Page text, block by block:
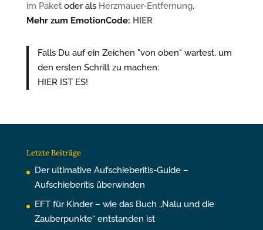
im Paketoder als Herzmauer-Entfernung.
Mehr zum EmotionCode: HIER
Falls Du auf ein Zeichen "von oben" wartest, um
den ersten Schritt zu machen:
HIER IST ES!
Letzte Beiträge
Der ultimative Aufschieberitis-Guide –
Aufschieberitis überwinden
EFT für Kinder – wie das Buch „Nalu und die
Zauberpunkte“ entstanden ist